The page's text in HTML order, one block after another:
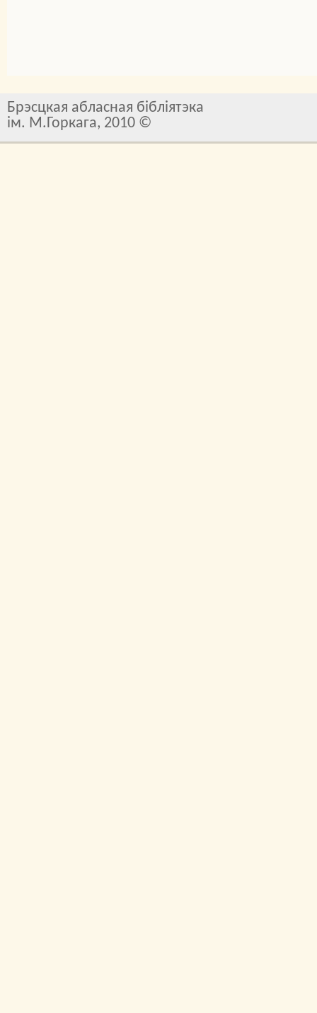
Брэсцкая абласная бібліятэка
ім. М.Горкага, 2010 ©